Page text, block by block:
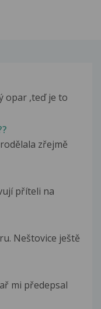
opar ,teď je to
zřejmě
příteli na
Neštovice ještě
mi předepsal